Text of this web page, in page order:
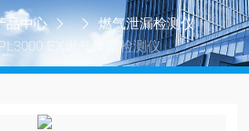
品中心
燃气泄漏检测仪
EX燃气泄露检测仪